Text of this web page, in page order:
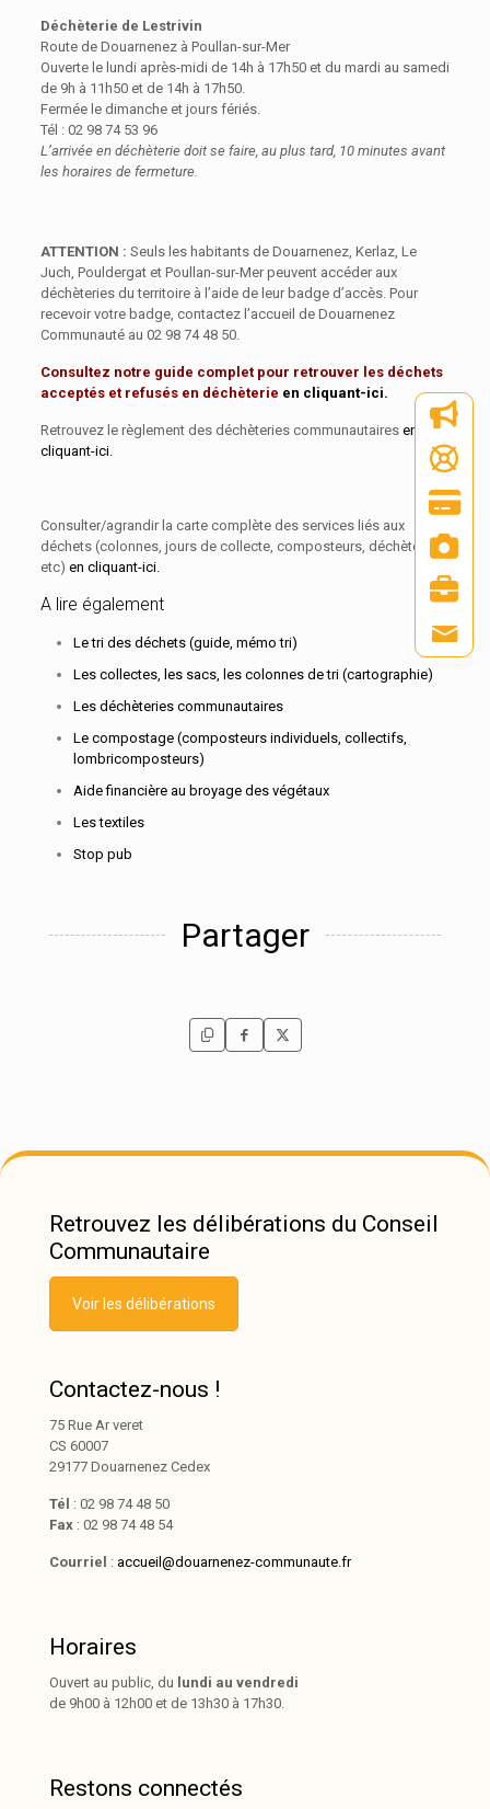
Déchèterie de Lestrivin
Route de Douarnenez à Poullan-sur-Mer
Ouverte le lundi après-midi de 14h à 17h50 et du mardi au samedi
de 9h à 11h50 et de 14h à 17h50.
Fermée le dimanche et jours fériés.
Tél : 02 98 74 53 96
L’arrivée en déchèterie doit se faire, au plus tard, 10 minutes avant
les horaires de fermeture.
ATTENTION : Seuls les habitants de Douarnenez, Kerlaz, Le
Juch, Pouldergat et Poullan-sur-Mer peuvent accéder aux
déchèteries du territoire à l’aide de leur badge d’accès. Pour
recevoir votre badge, contactez l’accueil de Douarnenez
Communauté au 02 98 74 48 50.
Consultez notre guide complet pour retrouver les déchets
acceptés et refusés en déchèterie en cliquant-ici.
Retrouvez le règlement des déchèteries communautaires en
cliquant-ici.
Consulter/agrandir la carte complète des services liés aux
déchets (colonnes, jours de collecte, composteurs, déchèteries,
etc) en cliquant-ici.
A lire également
Le tri des déchets (guide, mémo tri)
Les collectes, les sacs, les colonnes de tri (cartographie)
Les déchèteries communautaires
Le compostage (composteurs individuels, collectifs,
lombricomposteurs)
Aide financière au broyage des végétaux
Les textiles
Stop pub
Partager
Retrouvez les délibérations du Conseil
Communautaire
Voir les délibérations
Contactez-nous !
75 Rue Ar veret
CS 60007
29177 Douarnenez Cedex
Tél : 02 98 74 48 50
Fax : 02 98 74 48 54
Courriel : accueil@douarnenez-communaute.fr
Horaires
Ouvert au public, du lundi au vendredi
de 9h00 à 12h00 et de 13h30 à 17h30.
Restons connectés